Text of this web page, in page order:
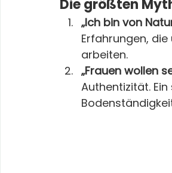
Die größten
„Ich bin von
Erfahrungen,
arbeiten.
„Frauen wollen
Authentizität.